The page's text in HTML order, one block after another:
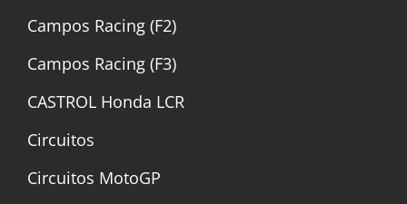
Campos Racing (F2)
Campos Racing (F3)
CASTROL Honda LCR
Circuitos
Circuitos MotoGP